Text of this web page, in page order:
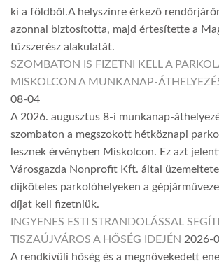
ki a földből.A helyszínre érkező
azonnal biztosította, majd értesítette a
tűzszerész alakulatát.
SZOMBATON IS FIZETNI KELL A
MISKOLCON A MUNKANAP-
08-04
A 2026. augusztus 8-i munkanap-
szombaton a megszokott hétköznapi
lesznek érvényben Miskolcon. Ez azt
Városgazda Nonprofit Kft. által
díjköteles parkolóhelyeken a
díjat kell fizetniük.
INGYENES ESTI STRANDOLÁSSAL
TISZAÚJVÁROS A HŐSÉG IDEJÉN 2026-
A rendkívüli hőség és a megnövekedett